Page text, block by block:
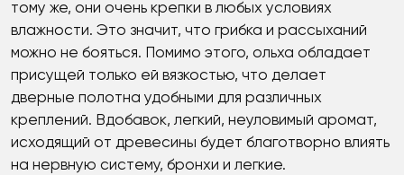
тому же, они очень крепки в любых условиях
влажности. Это значит, что грибка и рассыханий
можно не бояться. Помимо этого, ольха обладает
присущей только ей вязкостью, что делает
дверные полотна удобными для различных
креплений. Вдобавок, легкий, неуловимый аромат,
исходящий от древесины будет благотворно влиять
на нервную систему, бронхи и легкие.